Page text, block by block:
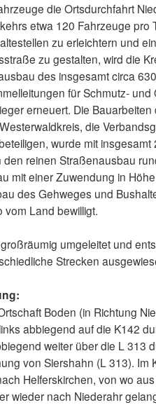
die Ortsdurchfahrt
etwa 120 Fahrzeuge pro
zu erleichtern und
zu gestalten, wird die
des insgesamt circa
für Schmutz- und
erneuert. Die Bauarbeiten
die
wurde mit insgesamt
reinen Straßenausbau
mit einer Zuwendung in
des Gehweges und
Land bewilligt.
umgeleitet und
Strecken
Boden (in Richtung
abbiegend auf die K142
weiter über die L 313
von Siershahn (L 313). Im
Helferskirchen, von wo
wieder nach Niederahr